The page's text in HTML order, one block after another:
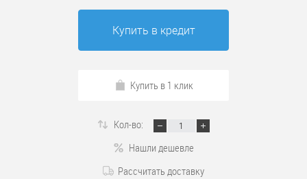
Купить в кредит
Купить в 1 клик
Кол-во:
Нашли дешевле
Рассчитать доставку